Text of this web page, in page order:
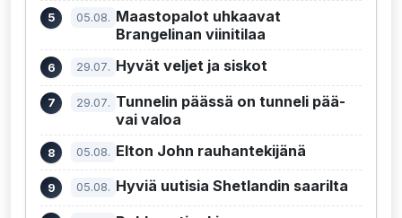
05.08. Maastopalot uhkaavat
Brangelinan viinitilaa
29.07. Hyvät veljet ja siskot
29.07. Tunnelin päässä on tunneli pää-
vai valoa
05.08. Elton John rauhantekijänä
05.08. Hyviä uutisia Shetlandin saarilta